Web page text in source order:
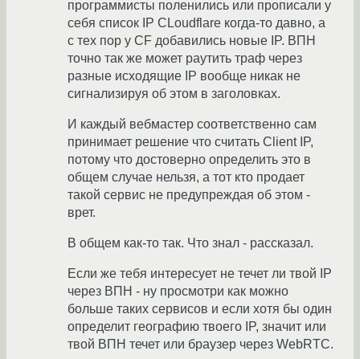
программисты поленились или прописали у
себя список IP CLoudflare когда-то давно, а
с тех пор у CF добавились новые IP. ВПН
точно так же может раутить траф через
разные исходящие IP вообще никак не
сигнализируя об этом в заголовках.
И каждый вебмастер соответственно сам
принимает решение что считать Client IP,
потому что достоверно определить это в
общем случае нельзя, а тот кто продает
такой сервис не предупреждая об этом -
врет.
В общем как-то так. Что знал - рассказал.
Если же тебя интересует не течет ли твой IP
через ВПН - ну просмотри как можно
больше таких сервисов и если хотя бы один
определит географию твоего IP, значит или
твой ВПН течет или браузер через WebRTC.